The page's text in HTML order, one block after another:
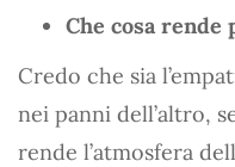
Che cosa
Credo che sia
nei panni dell’altro,
rende l’atmosfera